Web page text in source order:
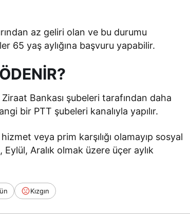
az geliri olan ve bu durumu
65 yaş aylığına başvuru yapabilir.
Bankası şubeleri tarafından daha
bir PTT şubeleri kanalıyla yapılır.
veya prim karşılığı olamayıp sosyal
Aralık olmak üzere üçer aylık
Kızgın